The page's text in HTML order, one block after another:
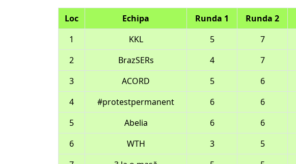
Loc Echipa Runda 1 Runda 2
1
KKL 5 7
2
BrazSERs 4 7
3
ACORD 5 6
4
#protestpermanent 6 6
5
Abelia 6 6
6
WTH 3 5